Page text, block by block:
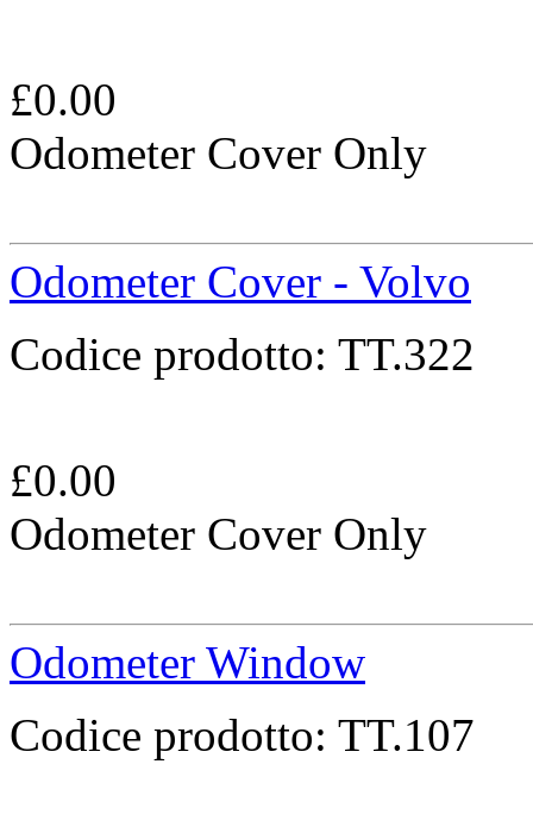
£0.00
Odometer Cover Only
Odometer Cover - Volvo
Codice prodotto: TT.322
£0.00
Odometer Cover Only
Odometer Window
Codice prodotto: TT.107